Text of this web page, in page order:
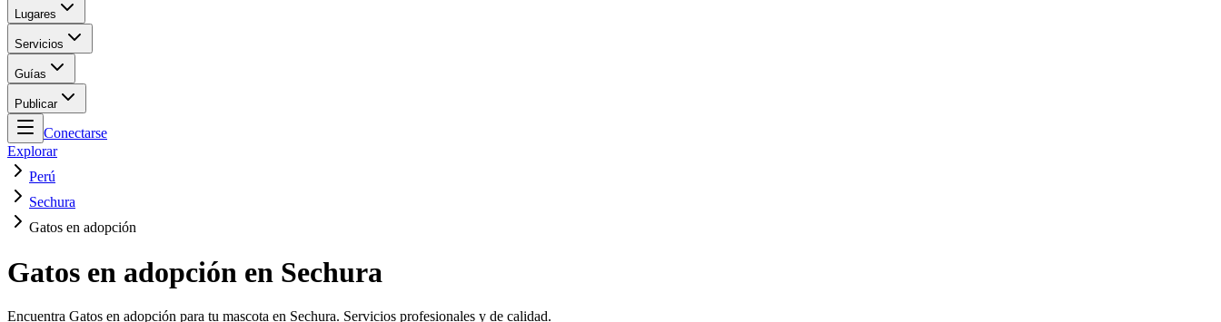
Lugares
Servicios
Guías
Publicar
Conectarse
Explorar
Perú
Sechura
Gatos en adopción
Gatos en adopción en Sechura
Encuentra Gatos en adopción para tu mascota en Sechura. Servicios profesionales y de calidad.